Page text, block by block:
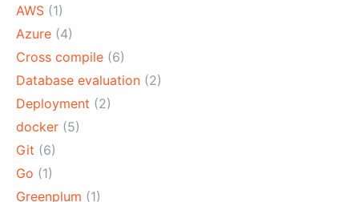
AWS (1)
Azure (4)
Cross compile (6)
Database evaluation (2)
Deployment (2)
docker (5)
Git (6)
Go (1)
Greenplum (1)